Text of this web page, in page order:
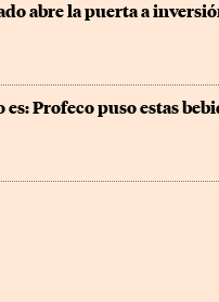
abre la puerta a
Profeco puso estas